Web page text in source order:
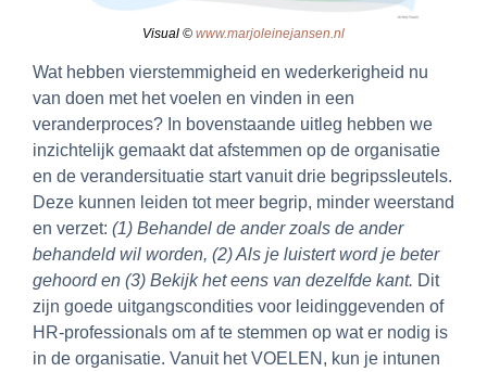
Visual © www.marjoleinejansen.nl
Wat hebben vierstemmigheid en wederkerigheid nu
van doen met het voelen en vinden in een
veranderproces? In bovenstaande uitleg hebben we
inzichtelijk gemaakt dat afstemmen op de organisatie
en de verandersituatie start vanuit drie begripssleutels.
Deze kunnen leiden tot meer begrip, minder weerstand
en verzet: (1) Behandel de ander zoals de ander
behandeld wil worden, (2) Als je luistert word je beter
gehoord en (3) Bekijk het eens van dezelfde kant. Dit
zijn goede uitgangscondities voor leidinggevenden of
HR-professionals om af te stemmen op wat er nodig is
in de organisatie. Vanuit het VOELEN, kun je intunen